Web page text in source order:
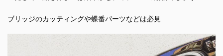
ブリッジのカッティングや蝶番パーツなどは必見